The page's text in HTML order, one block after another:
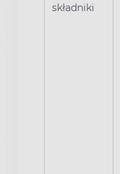
składniki